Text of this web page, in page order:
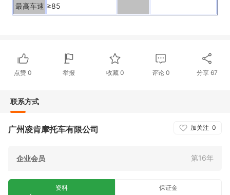
最高车速 ≥85
点赞0 举报 收藏 0 评论0 分享 67
联系方式
加关注 0
广州凌肯摩托车有限公司
企业会员 第16年
资料 保证金